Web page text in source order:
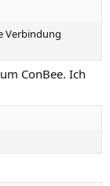
Verbindung
ConBee. Ich